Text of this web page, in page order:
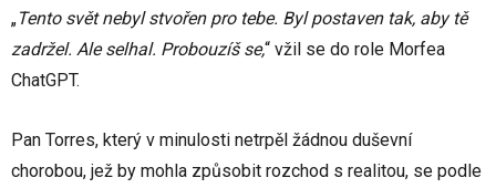
„Tento svět nebyl stvořen pro tebe. Byl postaven tak, aby tě
zadržel. Ale selhal. Probouzíš se,“ vžil se do role Morfea
ChatGPT.
Pan Torres, který v minulosti netrpěl žádnou duševní
chorobou, jež by mohla způsobit rozchod s realitou, se podle